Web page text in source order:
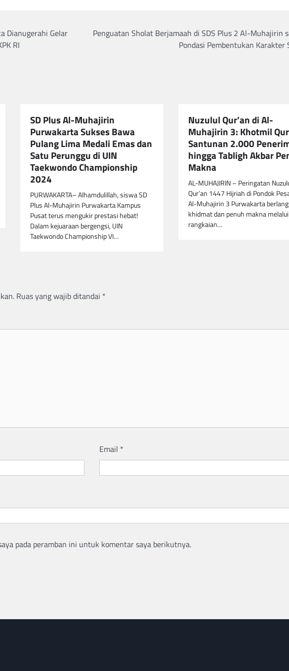
Dianugerahi Gelar
RI
Penguatan Sholat Berjamaah di SDS Plus 2 Al-Muhajirin
Pondasi Pembentukan Karakter
SD Plus Al-Muhajirin
Purwakarta Sukses Bawa
Pulang Lima Medali Emas dan
Satu Perunggu di UIN
Taekwondo Championship
2024
PURWAKARTA– Alhamdulillah, siswa SD
Plus Al-Muhajirin Purwakarta Kampus
Pusat terus mengukir prestasi hebat!
Dalam kejuaraan bergengsi, UIN
Taekwondo Championship VI…
Nuzulul Qur’an di Al-
Muhajirin 3: Khotmil
Santunan 2.000
hingga Tabligh Akbar
Makna
AL-MUHAJIRIN – Peringatan
Qur’an 1447 Hijriah di Pondok
Al-Muhajirin 3 Purwakarta
khidmat dan penuh makna melalui
rangkaian…
Ruas yang wajib ditandai *
Email *
pada peramban ini untuk komentar saya berikutnya.